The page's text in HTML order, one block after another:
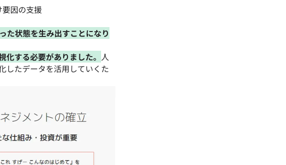
因の支援
た状態を生み出すことになり
する必要がありました。 人
したデータを活用していくた